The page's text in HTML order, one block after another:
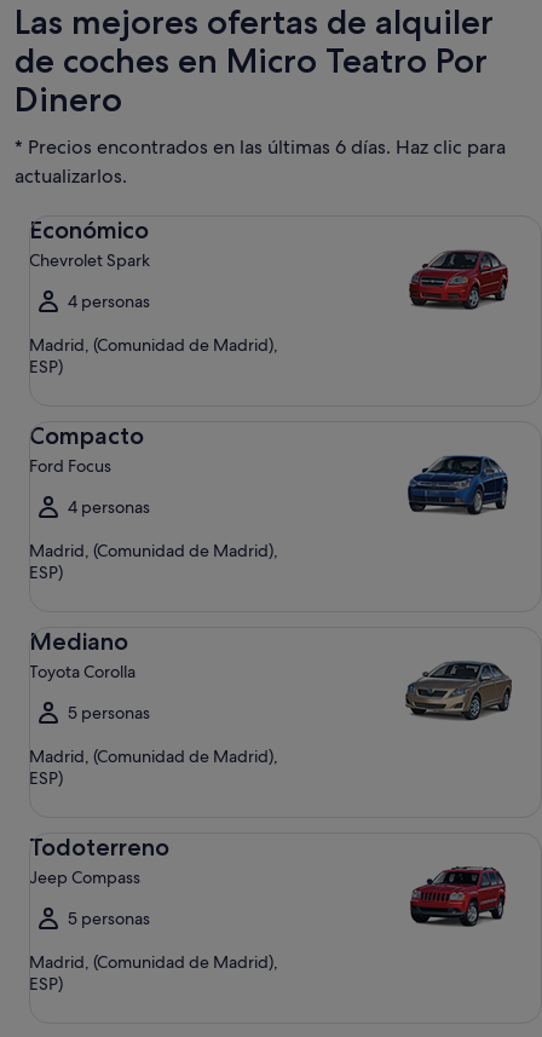
Las mejores ofertas de alquiler
de coches en Micro Teatro Por
Dinero
* Precios encontrados en las últimas 6 días. Haz clic para
actualizarlos.
Económico
Chevrolet Spark
4 personas
Madrid, (Comunidad de Madrid),
ESP)
Compacto
Ford Focus
4 personas
Madrid, (Comunidad de Madrid),
ESP)
Mediano
Toyota Corolla
5 personas
Madrid, (Comunidad de Madrid),
ESP)
Todoterreno
Jeep Compass
5 personas
Madrid, (Comunidad de Madrid),
ESP)